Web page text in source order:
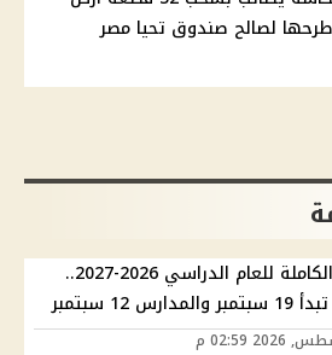
لصالح صندوق تحيا مصر
الخريطة الكاملة للعام الدراسي 2026-2027..
12 سبتمبر